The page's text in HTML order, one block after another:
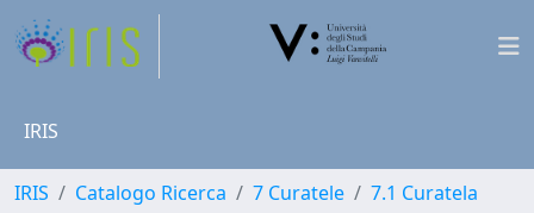
IRIS
IRIS Catalogo Ricerca 7 Curatele 7.1 Curatela